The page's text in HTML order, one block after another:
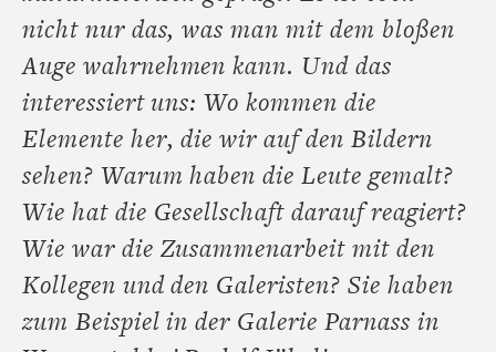
nicht nur das, was man mit dem bloßen
Auge wahrnehmen kann. Und das
interessiert uns: Wo kommen die
Elemente her, die wir auf den Bildern
sehen? Warum haben die Leute gemalt?
Wie hat die Gesellschaft darauf reagiert?
Wie war die Zusammenarbeit mit den
Kollegen und den Galeristen? Sie haben
zum Beispiel in der Galerie Parnass in